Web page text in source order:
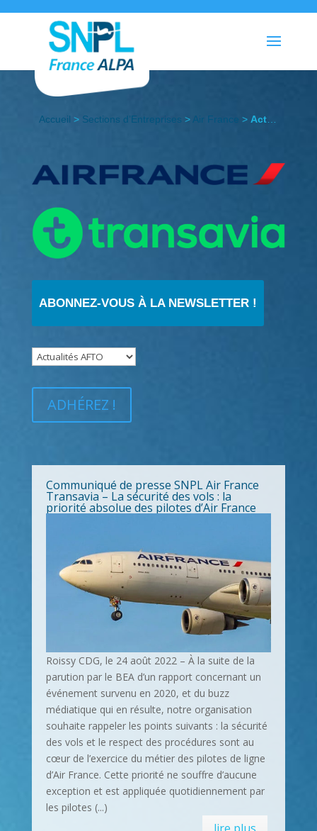
Accueil > Sections d’Entreprises > Air France > Actualités
ABONNEZ-VOUS À LA NEWSLETTER !
ADHÉREZ !
Communiqué de presse SNPL Air France
Transavia – La sécurité des vols : la
priorité absolue des pilotes d’Air France
Roissy CDG, le 24 août 2022 – À la suite de la
parution par le BEA d’un rapport concernant un
événement survenu en 2020, et du buzz
médiatique qui en résulte, notre organisation
souhaite rappeler les points suivants : la sécurité
des vols et le respect des procédures sont au
cœur de l’exercice du métier des pilotes de ligne
d’Air France. Cette priorité ne souffre d’aucune
exception et est appliquée quotidiennement par
les pilotes (...)